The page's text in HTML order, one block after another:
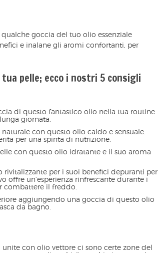
goccia del tuo olio essenziale
e inalane gli aromi confortanti, per
pelle; ecco i nostri 5 consigli
di questo fantastico olio nella tua routine
giornata.
con questo olio caldo e sensuale.
per una spinta di nutrizione.
con questo olio idratante e il suo aroma
rivitalizzante per i suoi benefici depuranti per
offre un’esperienza rinfrescante durante i
combattere il freddo.
aggiungendo una goccia di questo olio
da bagno.
con olio vettore ci sono certe zone del